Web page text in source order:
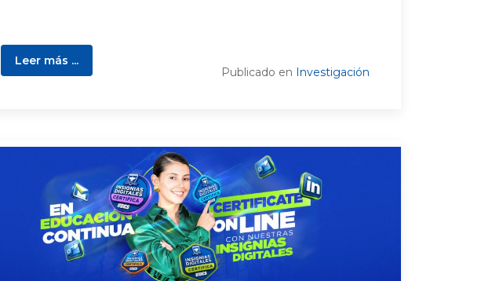
Leer más ...
Publicado en Investigación